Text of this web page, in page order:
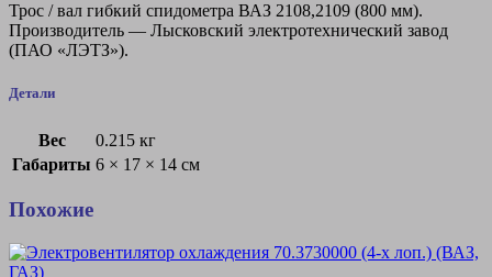
Трос / вал гибкий спидометра ВАЗ 2108,2109 (800 мм).
Производитель — Лысковский электротехнический завод
(ПАО «ЛЭТЗ»).
Детали
Вес
0.215 кг
Габариты 6 × 17 × 14 см
Похожие